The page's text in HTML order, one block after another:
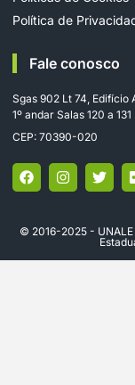
Política de
Fale conosco
Sgas 902 Lt 74, Edifício
1º andar Salas 120 a 131
CEP: 70390-020
© 2016-2025 -